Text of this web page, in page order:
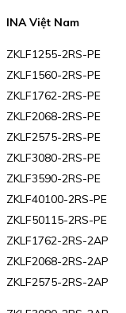
INA Việt Nam
ZKLF1255-2RS-PE
ZKLF1560-2RS-PE
ZKLF1762-2RS-PE
ZKLF2068-2RS-PE
ZKLF2575-2RS-PE
ZKLF3080-2RS-PE
ZKLF3590-2RS-PE
ZKLF40100-2RS-PE
ZKLF50115-2RS-PE
ZKLF1762-2RS-2AP
ZKLF2068-2RS-2AP
ZKLF2575-2RS-2AP